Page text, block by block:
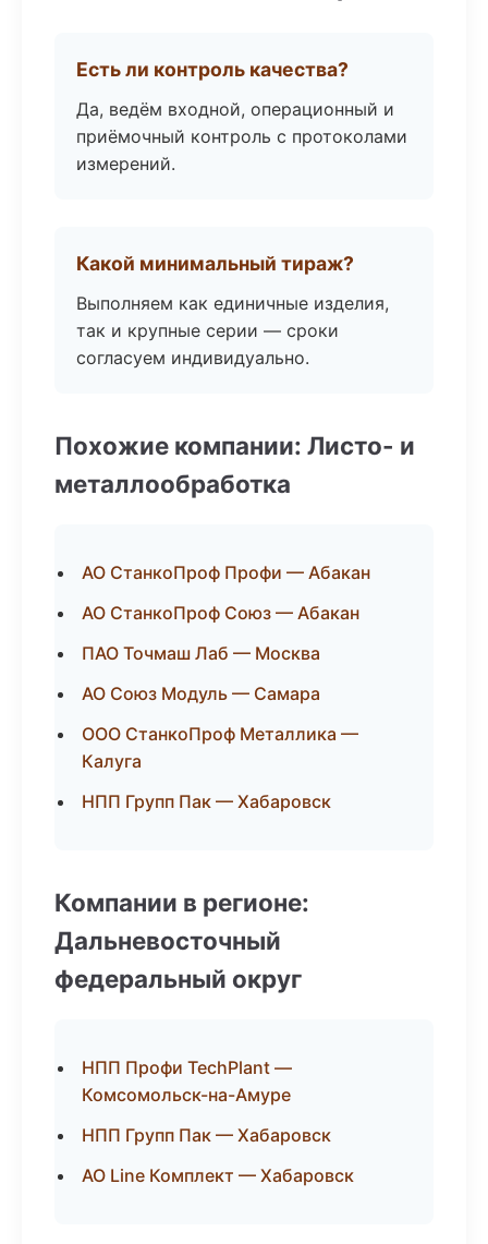
Есть ли контроль качества?
Да, ведём входной, операционный и
приёмочный контроль с протоколами
измерений.
Какой минимальный тираж?
Выполняем как единичные изделия,
так и крупные серии — сроки
согласуем индивидуально.
Похожие компании: Листо- и
металлообработка
АО СтанкоПроф Профи — Абакан
АО СтанкоПроф Союз — Абакан
ПАО Точмаш Лаб — Москва
АО Союз Модуль — Самара
ООО СтанкоПроф Металлика —
Калуга
НПП Групп Пак — Хабаровск
Компании в регионе:
Дальневосточный
федеральный округ
НПП Профи TechPlant —
Комсомольск-на-Амуре
НПП Групп Пак — Хабаровск
АО Line Комплект — Хабаровск